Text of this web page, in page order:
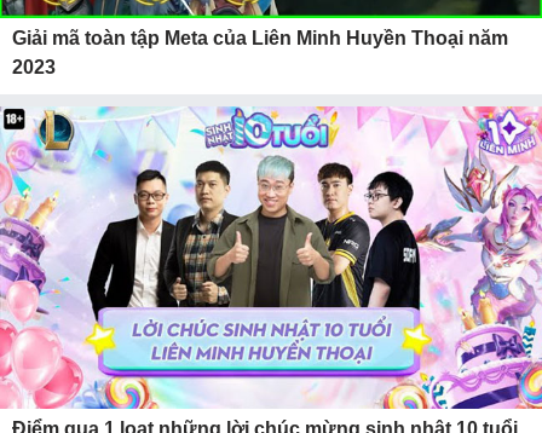
Giải mã toàn tập Meta của Liên Minh Huyền Thoại năm
2023